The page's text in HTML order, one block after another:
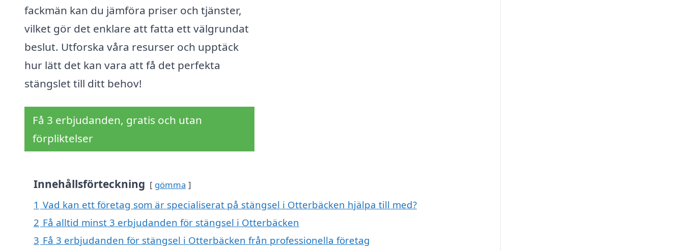
fackmän kan du jämföra priser och tjänster,
vilket gör det enklare att fatta ett välgrundat
beslut. Utforska våra resurser och upptäck
hur lätt det kan vara att få det perfekta
stängslet till ditt behov!
Få 3 erbjudanden, gratis och utan
förpliktelser
Innehållsförteckning gömma
1 Vad kan ett företag som är specialiserat på stängsel i Otterbäcken hjälpa till med?
2 Få alltid minst 3 erbjudanden för stängsel i Otterbäcken
3 Få 3 erbjudanden för stängsel i Otterbäcken från professionella företag